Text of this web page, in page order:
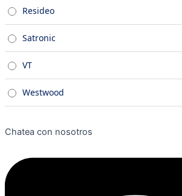
Resideo
Satronic
VT
Westwood
Chatea con nosotros